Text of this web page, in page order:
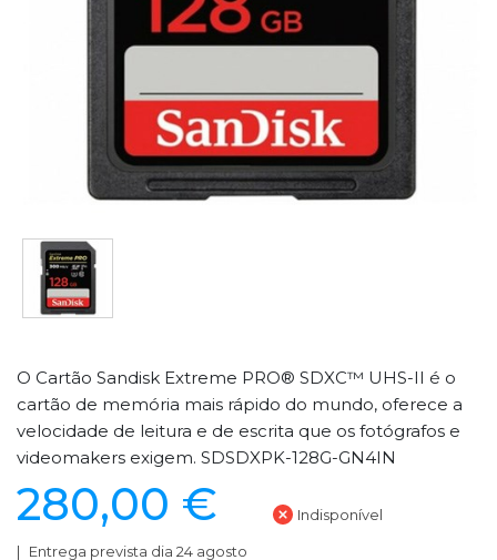
O Cartão Sandisk Extreme PRO® SDXC™ UHS-II é o
cartão de memória mais rápido do mundo, oferece a
velocidade de leitura e de escrita que os fotógrafos e
videomakers exigem. SDSDXPK-128G-GN4IN
280,00 € Indisponível
Entrega prevista dia 24 agosto